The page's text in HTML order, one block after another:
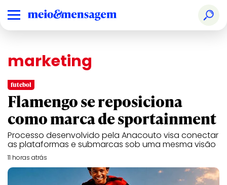
marketing
futebol
Flamengo se reposiciona
como marca de sportainment
Processo desenvolvido pela Anacouto visa conectar
as plataformas e submarcas sob uma mesma visão
11 horas atrás